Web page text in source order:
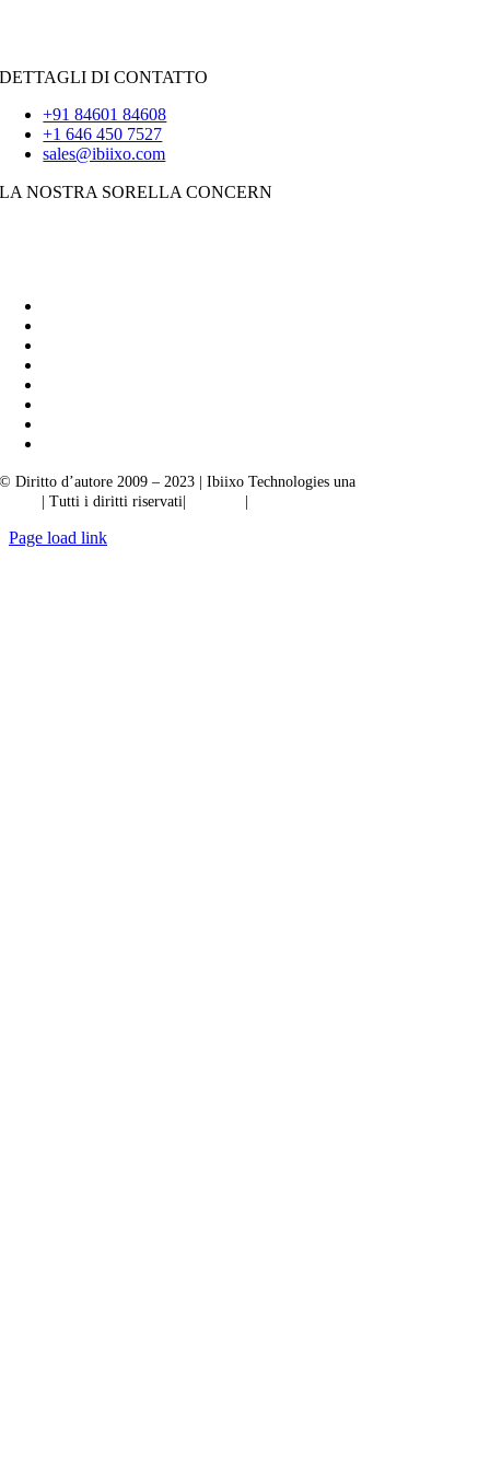
DETTAGLI DI CONTATTO
+91 84601 84608
+1 646 450 7527
sales@ibiixo.com
LA NOSTRA SORELLA CONCERN
© Diritto d’autore 2009 – 2023 | Ibiixo Technologies una
| Tutti i diritti riservati|
Page load link